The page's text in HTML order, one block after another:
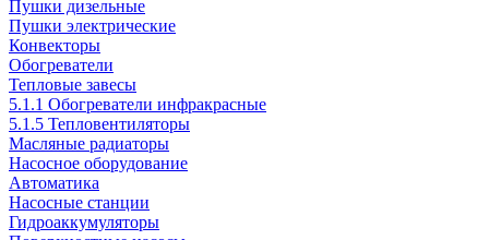
Пушки дизельные
Пушки электрические
Конвекторы
Обогреватели
Тепловые завесы
5.1.1 Обогреватели инфракрасные
5.1.5 Тепловентиляторы
Масляные радиаторы
Насосное оборудование
Автоматика
Насосные станции
Гидроаккумуляторы